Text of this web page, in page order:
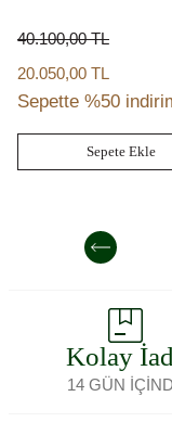
40.100,00TL
20.050,00 TL
Sepette %50
Sepete Ekle
Kolay
14 GÜN